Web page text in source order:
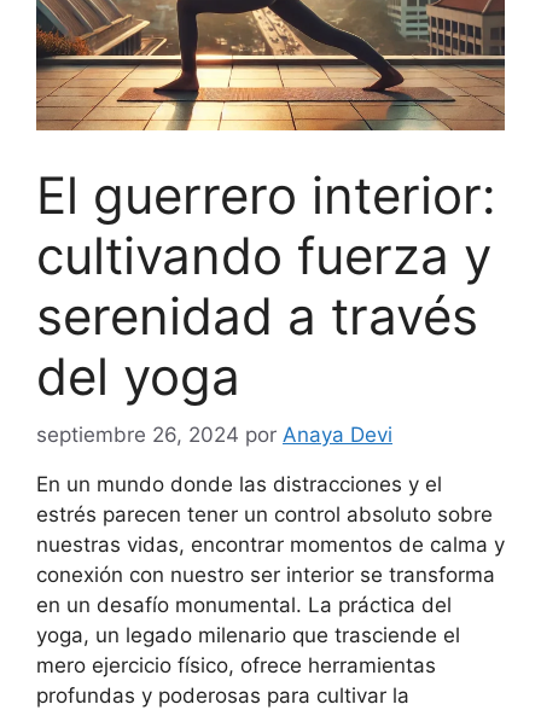
El guerrero interior:
cultivando fuerza y
serenidad a través
del yoga
septiembre 26, 2024 por Anaya Devi
En un mundo donde las distracciones y el
estrés parecen tener un control absoluto sobre
nuestras vidas, encontrar momentos de calma y
conexión con nuestro ser interior se transforma
en un desafío monumental. La práctica del
yoga, un legado milenario que trasciende el
mero ejercicio físico, ofrece herramientas
profundas y poderosas para cultivar la